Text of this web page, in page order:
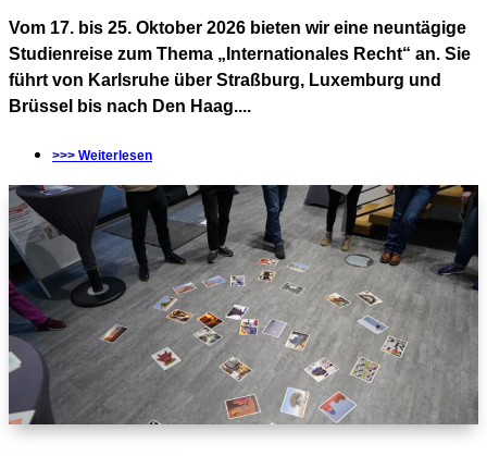
Vom 17. bis 25. Oktober 2026 bieten wir eine neuntägige
Studienreise zum Thema „Internationales Recht“ an. Sie
führt von Karlsruhe über Straßburg, Luxemburg und
Brüssel bis nach Den Haag....
>>> Weiterlesen